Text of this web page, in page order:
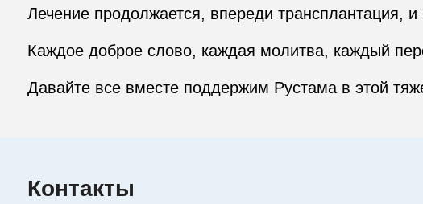
Лечение продолжается, впереди трансплантация,
Каждое доброе слово, каждая молитва, каждый
Давайте все вместе поддержим Рустама в этой
Контакты